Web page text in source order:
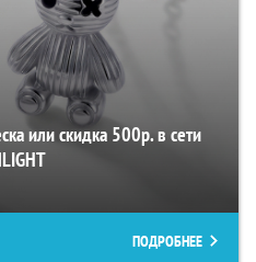
или скидка 500р. в сети
ПОДРОБНЕЕ